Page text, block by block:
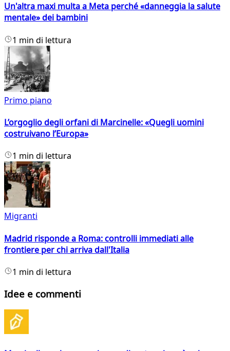
Un'altra maxi multa a Meta perché «danneggia la salute
mentale» dei bambini
1 min di lettura
Primo piano
L’orgoglio degli orfani di Marcinelle: «Quegli uomini
costruivano l’Europa»
1 min di lettura
Migranti
Madrid risponde a Roma: controlli immediati alle
frontiere per chi arriva dall'Italia
1 min di lettura
Idee e commenti